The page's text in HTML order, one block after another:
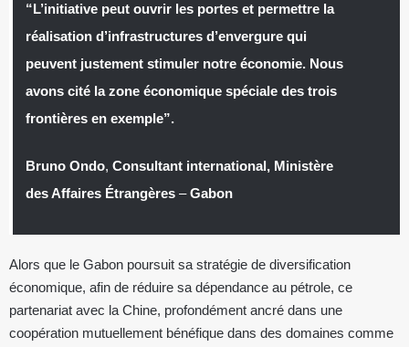
“L’initiative peut ouvrir les portes et permettre la
réalisation d’infrastructures d’envergure qui
peuvent justement stimuler notre économie. Nous
avons cité la zone économique spéciale des trois
frontières en exemple”.
Bruno Ondo, Consultant international, Ministère
des Affaires Étrangères –Gabon
Alors que le Gabon poursuit sa stratégie de diversification
économique, afin de réduire sa dépendance au pétrole, ce
partenariat avec la Chine, profondément ancré dans une
coopération mutuellement bénéfique dans des domaines comme